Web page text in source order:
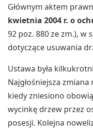
Głównym aktem
kwietnia 2004 r. o
92 poz. 880 ze zm.), w
dotyczące usuwania
Ustawa była
Najgłośniejsza zmiana
kiedy zniesiono
wycinkę drzew przez
posesji. Kolejna